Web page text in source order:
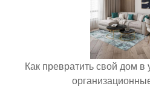
Как превратить свой дом